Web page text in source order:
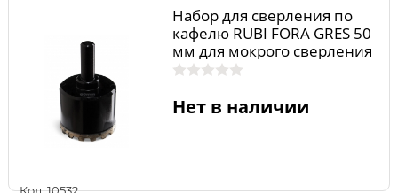
Набор для сверления по
кафелю RUBI FORA GRES 50
мм для мокрого сверления
04973
Нет в наличии